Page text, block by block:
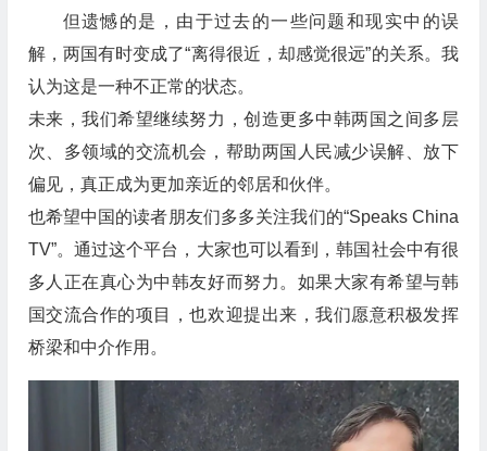
但遗憾的是，由于过去的一些问题和现实中的误
解，两国有时变成了“离得很近，却感觉很远”的关系。我
认为这是一种不正常的状态。
未来，我们希望继续努力，创造更多中韩两国之间多层
次、多领域的交流机会，帮助两国人民减少误解、放下
偏见，真正成为更加亲近的邻居和伙伴。
也希望中国的读者朋友们多多关注我们的“Speaks China
TV”。通过这个平台，大家也可以看到，韩国社会中有很
多人正在真心为中韩友好而努力。如果大家有希望与韩
国交流合作的项目，也欢迎提出来，我们愿意积极发挥
桥梁和中介作用。